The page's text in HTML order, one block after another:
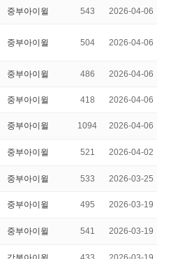
중부아이윌 543 2026-04-06
중부아이윌 504 2026-04-06
중부아이윌 486 2026-04-06
중부아이윌 418 2026-04-06
중부아이윌 1094 2026-04-06
중부아이윌 521 2026-04-02
중부아이윌 533 2026-03-25
중부아이윌 495 2026-03-19
중부아이윌 541 2026-03-19